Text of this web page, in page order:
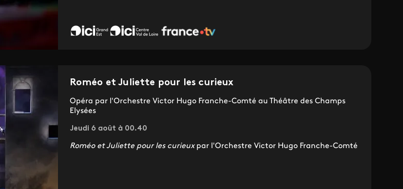
Roméo et Juliette pour les curieux
Opéra par l'Orchestre Victor Hugo Franche-Comté au Théâtre des Champs
Elysées
Jeudi 6 août à 00.40
Roméo et Juliette pour les curieuxpar l'Orchestre Victor Hugo Franche-Comté